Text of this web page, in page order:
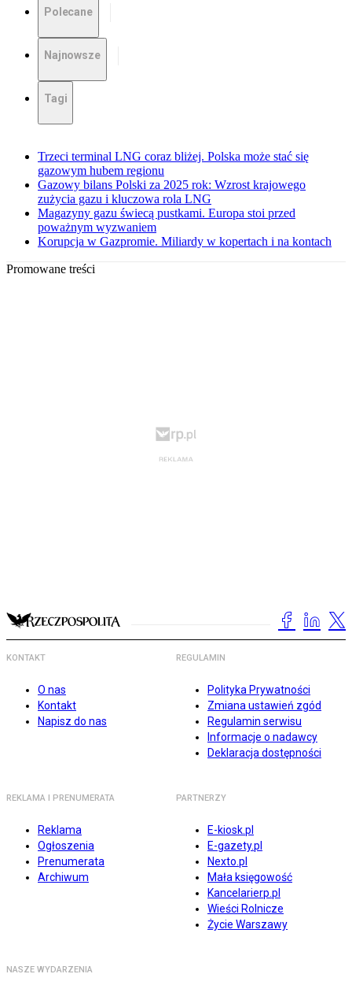
Polecane
Najnowsze
Tagi
Trzeci terminal LNG coraz bliżej. Polska może stać się
gazowym hubem regionu
Gazowy bilans Polski za 2025 rok: Wzrost krajowego
zużycia gazu i kluczowa rola LNG
Magazyny gazu świecą pustkami. Europa stoi przed
poważnym wyzwaniem
Korupcja w Gazpromie. Miliardy w kopertach i na kontach
Promowane treści
KONTAKT
O nas
Kontakt
Napisz do nas
REGULAMIN
Polityka Prywatności
Zmiana ustawień zgód
Regulamin serwisu
Informacje o nadawcy
Deklaracja dostępności
REKLAMA I PRENUMERATA
Reklama
Ogłoszenia
Prenumerata
Archiwum
PARTNERZY
E-kiosk.pl
E-gazety.pl
Nexto.pl
Mała księgowość
Kancelarierp.pl
Wieści Rolnicze
Życie Warszawy
NASZE WYDARZENIA